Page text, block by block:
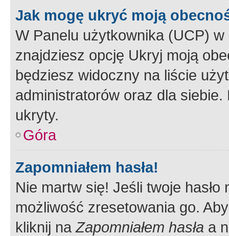
Jak mogę ukryć moją
W Panelu użytkownika (UCP) w
znajdziesz opcję Ukryj moją
będziesz widoczny na liście
administratorów oraz dla
ukryty.
Góra
Zapomniałem hasła!
Nie martw się! Jeśli twoje
możliwość zresetowania go.
kliknij naZapomniałem hasła a